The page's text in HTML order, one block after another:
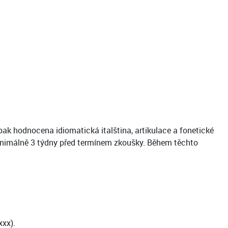
hodnocena idiomatická italština, artikulace a fonetické
3 týdny před termínem zkoušky. Během těchto